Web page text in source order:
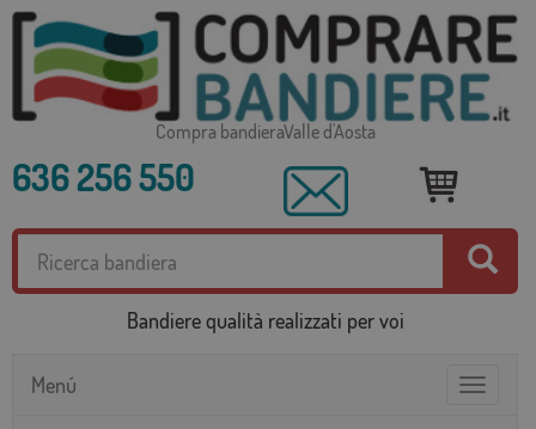
Compra bandieraValle d'Aosta
636 256 550
Bandiere qualità realizzati per voi
Toggle
Menú